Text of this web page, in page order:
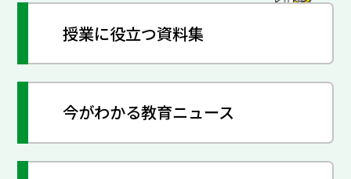
授業に役立つ資料集
今がわかる教育ニュース